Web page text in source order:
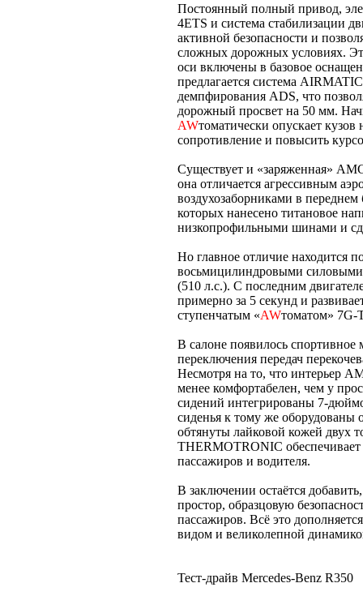
Постоянный полный привод,
4ETS и система стабилизации
активной безопасности и
сложных дорожных условиях.
оси включены в базовое
предлагается система
демпфирования ADS, что
дорожный просвет на 50 мм.
AWтоматически опускает
сопротивление и повысить
Существует и «заряженная»
она отличается агрессивным
воздухозаборниками в
которых нанесено титановое
низкопрофильными шинами и
Но главное отличие находится
восьмицилиндровыми силовыми
(510 л.с.). C последним
примерно за 5 секунд и
ступенчатым «AWтоматом» 7G-
В салоне появилось спортивное
переключения передач
Несмотря на то, что интерьер
менее комфортабелен, чем у
сидений интегрированы 7-
сиденья к тому же
обтянуты лайковой кожей двух
THERMOTRONIC
пассажиров и водителя.
В заключении остаётся
простор, образцовую
пассажиров. Всё это
видом и великолепной
Тест-драйв Mercedes-Benz R350